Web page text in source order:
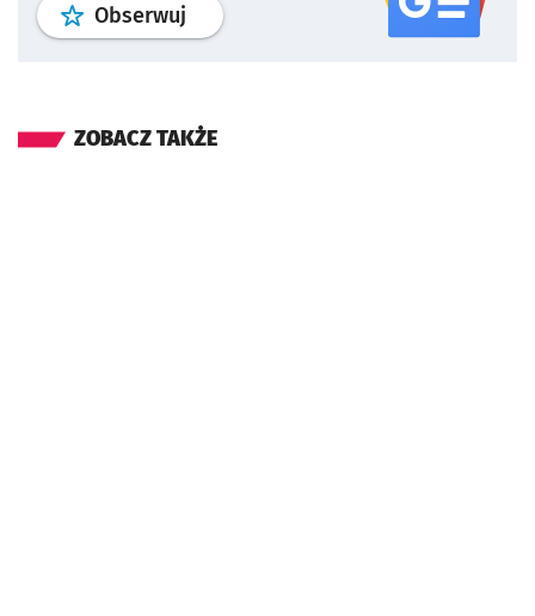
Obserwuj profil serwisu
ZOBACZ TAKŻE